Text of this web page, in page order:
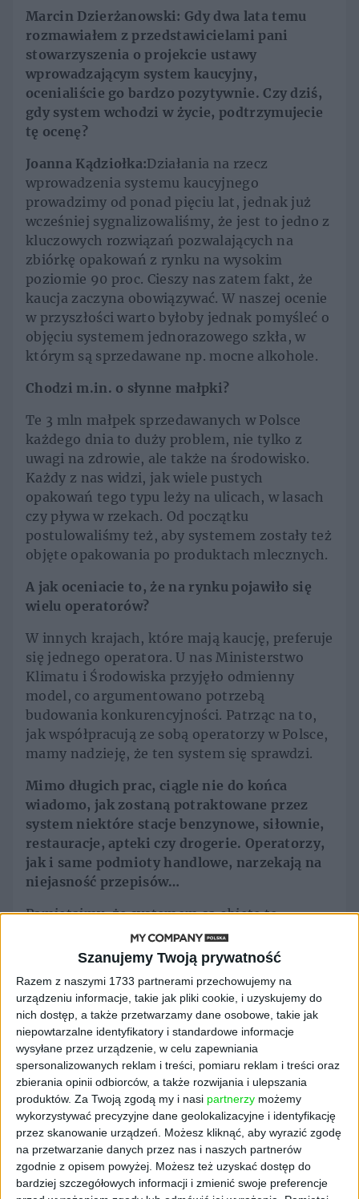
Szanujemy Twoją prywatność
Razem z naszymi 1733 partnerami przechowujemy na
urządzeniu informacje, takie jak pliki cookie, i uzyskujemy do
nich dostęp, a także przetwarzamy dane osobowe, takie jak
niepowtarzalne identyfikatory i standardowe informacje
wysyłane przez urządzenie, w celu zapewniania
spersonalizowanych reklam i treści, pomiaru reklam i treści oraz
zbierania opinii odbiorców, a także rozwijania i ulepszania
produktów. Za Twoją zgodą my i nasi partnerzy możemy
wykorzystywać precyzyjne dane geolokalizacyjne i identyfikację
przez skanowanie urządzeń. Możesz kliknąć, aby wyrazić zgodę
na przetwarzanie danych przez nas i naszych partnerów
zgodnie z opisem powyżej. Możesz też uzyskać dostęp do
bardziej szczegółowych informacji i zmienić swoje preferencje
Marcin Dzierżanowski: Gdy dwa lata temu
rozmawiałem z przedstawicielami pani
stowarzyszenia o projekcie ustawy
wprowadzającym system kaucyjny,
ocenialiście go bardzo pozytywnie. Czy dziś,
gdy system wchodzi w życie, podtrzymujecie
tę ocenę?
Joanna Kądziołka:Działania na rzecz
wprowadzenia systemu kaucyjnego
prowadzimy od ponad pięciu lat, jednak już
wcześniej sygnalizowaliśmy, że jest to jedno z
kluczowych rozwiązań pozwalających na
zbiórkę opakowań z rynku na wysokim
poziomie 90 proc. Cieszy nas zatem fakt, że
kaucja zaczyna obowiązywać. W naszej ocenie
w przyszłości warto byłoby jednak pomyśleć o
objęciu systemem jednorazowego szkła, w
którym są sprzedawane np. mocne alkohole.
Chodzi m.in. o słynne małpki?
Te 3 mln małpek sprzedawanych w Polsce
każdego dnia to duży problem, nie tylko z
uwagi na zdrowie, ale także na środowisko.
Każdy z nas widzi, jak wiele pustych
opakowań tego typu leży na ulicach, w lasach
czy pływa w rzekach. Od początku
postulowaliśmy też, aby systemem zostały też
objęte opakowania po produktach mlecznych.
A jak oceniacie to, że na rynku pojawiło się
wielu operatorów?
W innych krajach, które mają kaucję, preferuje
się jednego operatora. U nas Ministerstwo
Klimatu i Środowiska przyjęło odmienny
model, co argumentowano potrzebą
budowania konkurencyjności. Patrząc na to,
jak współpracują ze sobą operatorzy w Polsce,
mamy nadzieję, że ten system się sprawdzi.
Mimo długich prac, ciągle nie do końca
wiadomo, jak zostaną potraktowane przez
system niektóre stacje benzynowe, siłownie,
restauracje, apteki czy drogerie. Operatorzy,
jak i same podmioty handlowe, narzekają na
niejasność przepisów…
Pamiętajmy, że systemem są objęte te
biznesy, których powierzchnia wynosi więcej
niż 200 mkw. I właśnie tam można zwracać
nie trzeba, ponieważ sieć punktów zwrotu
będzie liczna. W ostatnim czasie miało
miejsce sporo spotkań konsultacyjnych
interesariuszy i resortu klimaty i środowiska,
których celem było właśnie wyjaśnienie
niejasności. W krajach, które jako ostatnie
wprowadziły system kaucyjny, też pojawiało
się sporo wątpliwości, gdy wchodził on w
życie. Mimo to czas pokazał, że po pewnym
czasie wszystko działało jak trzeba.
Przypominam zresztą, że podmioty